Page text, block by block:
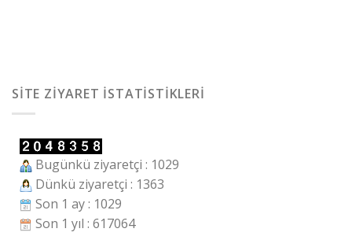
SITE ZIYARET İSTATISTIKLERI
Bugünkü ziyaretçi : 1029
Dünkü ziyaretçi : 1363
Son 1 ay : 1029
Son 1 yıl : 617064